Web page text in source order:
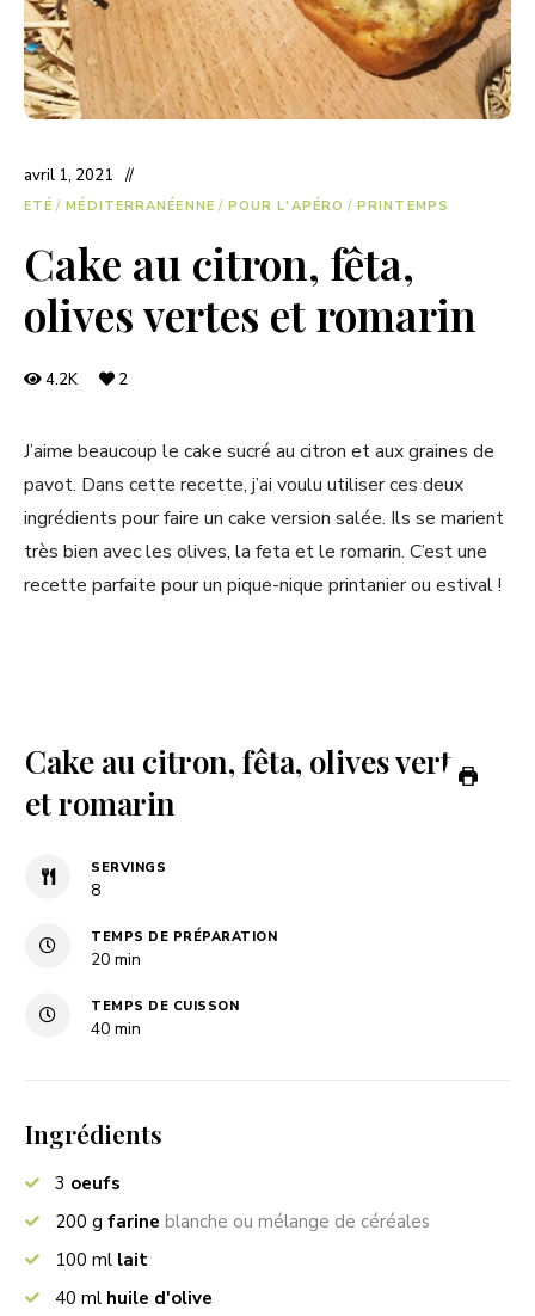
avril 1, 2021
ETÉ / MÉDITERRANÉENNE / POUR L'APÉRO / PRINTEMPS
Cake au citron, fêta,
olives vertes et romarin
4.2K 2
J’aime beaucoup le cake sucré au citron et aux graines de
pavot. Dans cette recette, j’ai voulu utiliser ces deux
ingrédients pour faire un cake version salée. Ils se marient
très bien avec les olives, la feta et le romarin. C’est une
recette parfaite pour un pique-nique printanier ou estival !
Cake au citron, fêta, olives vertes
et romarin
SERVINGS
8
TEMPS DE PRÉPARATION
20minutes
min
TEMPS DE CUISSON
40minutes
min
Ingrédients
3 oeufs
200 g farine blanche ou mélange de céréales
100 ml lait
40 ml huile d'olive